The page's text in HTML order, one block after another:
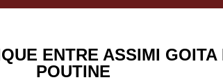
ENTRE ASSIMI
POUTINE